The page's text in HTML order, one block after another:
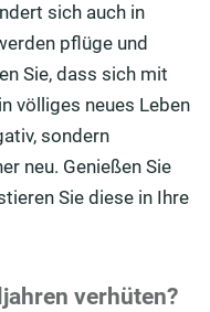
sich auch in
pflüge und
Sie, dass sich mit
völliges neues Leben
sondern
neu. Genießen Sie
Sie diese in Ihre
verhüten?